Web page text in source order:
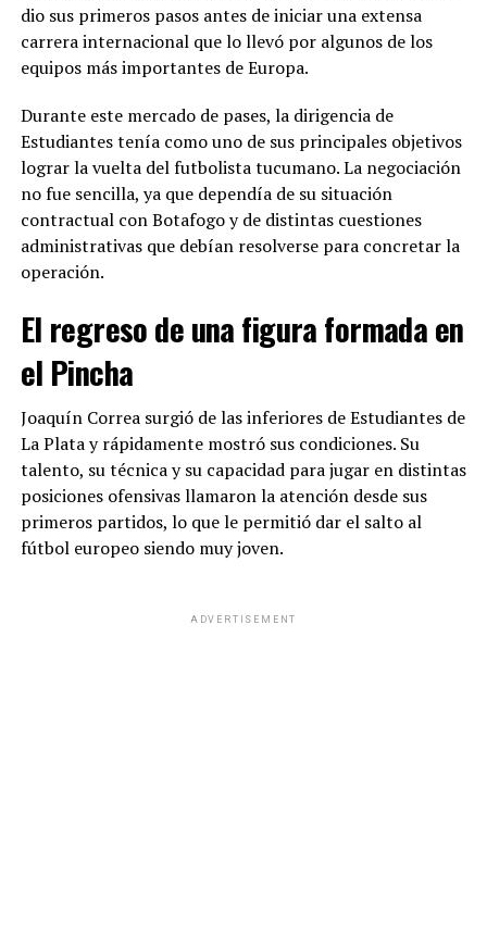
dio sus primeros pasos antes de iniciar una extensa
carrera internacional que lo llevó por algunos de los
equipos más importantes de Europa.
Durante este mercado de pases, la dirigencia de
Estudiantes tenía como uno de sus principales objetivos
lograr la vuelta del futbolista tucumano. La negociación
no fue sencilla, ya que dependía de su situación
contractual con Botafogo y de distintas cuestiones
administrativas que debían resolverse para concretar la
operación.
El regreso de una figura formada en
el Pincha
Joaquín Correa surgió de las inferiores de Estudiantes de
La Plata y rápidamente mostró sus condiciones. Su
talento, su técnica y su capacidad para jugar en distintas
posiciones ofensivas llamaron la atención desde sus
primeros partidos, lo que le permitió dar el salto al
fútbol europeo siendo muy joven.
ADVERTISEMENT